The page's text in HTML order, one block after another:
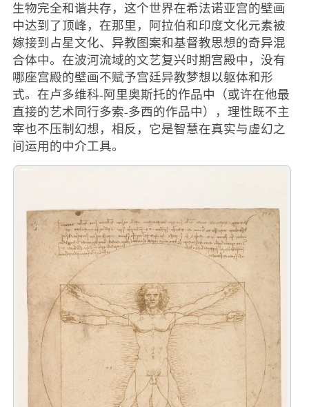
生物完全和谐共存，这个世界在希法诺亚宫的壁画
中达到了顶峰，在那里，阿拉伯和印度文化元素被
嫁接到占星文化、异教图案和基督教思想的奇异混
合体中。在波河流域的文艺复兴时期宫殿中，没有
哪座宫殿的壁画不赋予宫廷异教梦想以躯体和形
式。在卢多维科-阿里奥斯托的作品中（或许在他最
直接的艺术同行多索-多西的作品中），理性既不主
宰也不压制幻想，相反，它是智慧在真实与虚幻之
间运用的中介工具。